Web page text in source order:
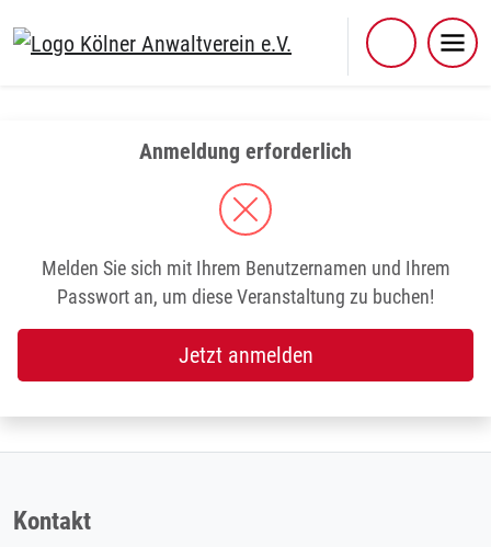
Anmeldung erforderlich
Melden Sie sich mit Ihrem Benutzernamen und Ihrem
Passwort an, um diese Veranstaltung zu buchen!
Jetzt anmelden
Kontakt